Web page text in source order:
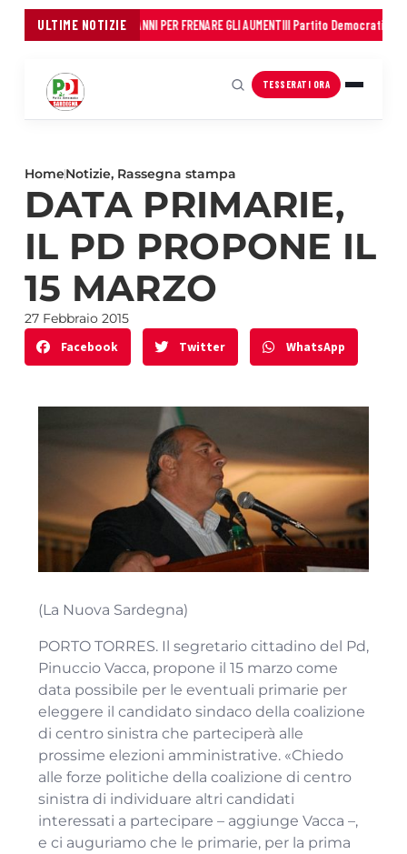
ULTIME NOTIZIE
45 MILIONI IN TRE ANNI PER FRENARE GLI AUMENTIIl Partito Democratico della
TESSERATI ORA
HomeNotizie, Rassegna stampa
DATA PRIMARIE,
IL PD PROPONE IL
15 MARZO
27 Febbraio 2015
Facebook Twitter WhatsApp
(La Nuova Sardegna)
PORTO TORRES. Il segretario cittadino del Pd,
Pinuccio Vacca, propone il 15 marzo come
data possibile per le eventuali primarie per
eleggere il candidato sindaco della coalizione
di centro sinistra che parteciperà alle
prossime elezioni amministrative. «Chiedo
alle forze politiche della coalizione di centro
sinistra di individuare altri candidati
interessati a partecipare – aggiunge Vacca –,
e ci auguriamo che le primarie, per la prima